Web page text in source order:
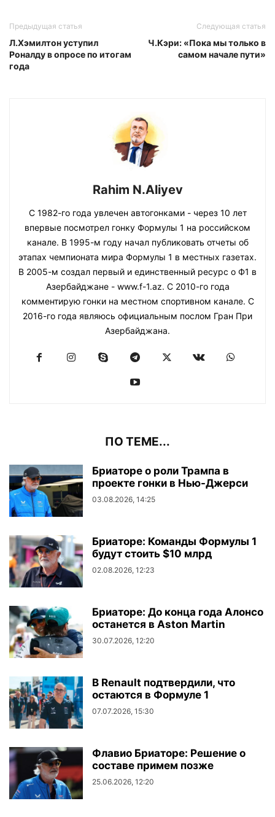
Предыдущая статья
Л.Хэмилтон уступил
Роналду в опросе по итогам
года
Следующая статья
Ч.Кэри: «Пока мы только в
самом начале пути»
Rahim N.Aliyev
С 1982-го года увлечен автогонками - через 10 лет
впервые посмотрел гонку Формулы 1 на российском
канале. В 1995-м году начал публиковать отчеты об
этапах чемпионата мира Формулы 1 в местных газетах.
В 2005-м создал первый и единственный ресурс о Ф1 в
Азербайджане - www.f-1.az. С 2010-го года
комментирую гонки на местном спортивном канале. С
2016-го года являюсь официальным послом Гран При
Азербайджана.
ПО ТЕМЕ...
Бриаторе о роли Трампа в
проекте гонки в Нью-Джерси
03.08.2026, 14:25
Бриаторе: Команды Формулы 1
будут стоить $10 млрд
02.08.2026, 12:23
Бриаторе: До конца года Алонсо
останется в Aston Martin
30.07.2026, 12:20
В Renault подтвердили, что
остаются в Формуле 1
07.07.2026, 15:30
Флавио Бриаторе: Решение о
составе примем позже
25.06.2026, 12:20